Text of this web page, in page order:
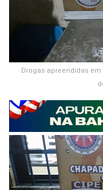
Drogas apreendidas